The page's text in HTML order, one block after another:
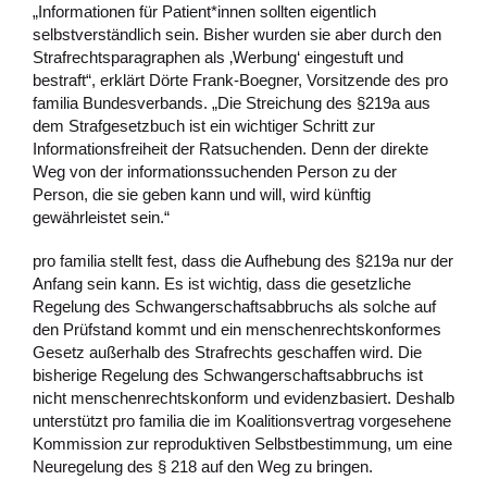
„Informationen für Patient*innen sollten eigentlich
selbstverständlich sein. Bisher wurden sie aber durch den
Strafrechtsparagraphen als ‚Werbung‘ eingestuft und
bestraft“, erklärt Dörte Frank-Boegner, Vorsitzende des pro
familia Bundesverbands. „Die Streichung des §219a aus
dem Strafgesetzbuch ist ein wichtiger Schritt zur
Informationsfreiheit der Ratsuchenden. Denn der direkte
Weg von der informationssuchenden Person zu der
Person, die sie geben kann und will, wird künftig
gewährleistet sein.“
pro familia stellt fest, dass die Aufhebung des §219a nur der
Anfang sein kann. Es ist wichtig, dass die gesetzliche
Regelung des Schwangerschaftsabbruchs als solche auf
den Prüfstand kommt und ein menschenrechtskonformes
Gesetz außerhalb des Strafrechts geschaffen wird. Die
bisherige Regelung des Schwangerschaftsabbruchs ist
nicht menschenrechtskonform und evidenzbasiert. Deshalb
unterstützt pro familia die im Koalitionsvertrag vorgesehene
Kommission zur reproduktiven Selbstbestimmung, um eine
Neuregelung des § 218 auf den Weg zu bringen.